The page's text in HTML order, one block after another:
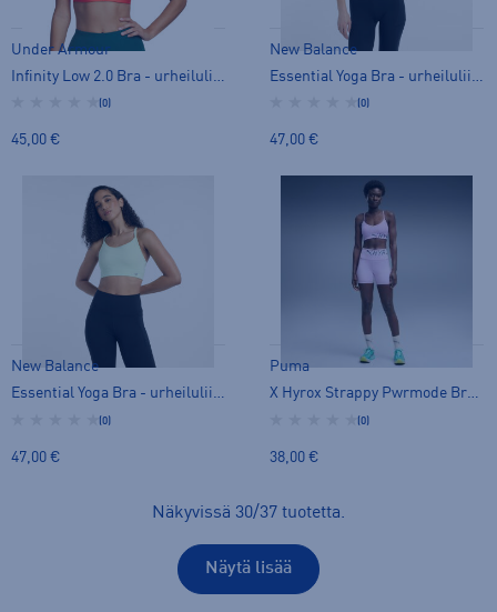
Under Armour
(0)
45,00 €
New Balance
(0)
47,00 €
New Balance
Essential Yoga Bra - urheiluliivit
(0)
47,00 €
Puma
X Hyrox Strappy Pwrmode Bra W - urheiluliivit
(0)
38,00 €
Näkyvissä 30/37 tuotetta.
Näytä lisää